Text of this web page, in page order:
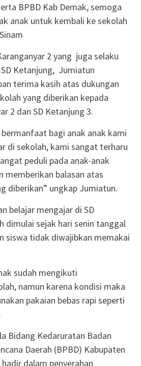
BPBD Kab Demak, semoga
anak untuk kembali ke sekolah
2 yang juga selaku
SD Ketanjung, Jumiatun
terima kasih atas dukungan
yang diberikan kepada
2 dan SD Ketanjung 3.
bagi anak anak kami
di sekolah, kami sangat terharu
peduli pada anak-anak
memberikan balasan atas
diberikan” ungkap Jumiatun.
belajar mengajar di SD
dimulai sejak hari senin tanggal
siswa tidak diwajibkan memakai
sudah mengikuti
namun karena kondisi maka
pakaian bebas rapi seperti
Bidang Kedaruratan Badan
Daerah (BPBD) Kabupaten
dalam penyerahan